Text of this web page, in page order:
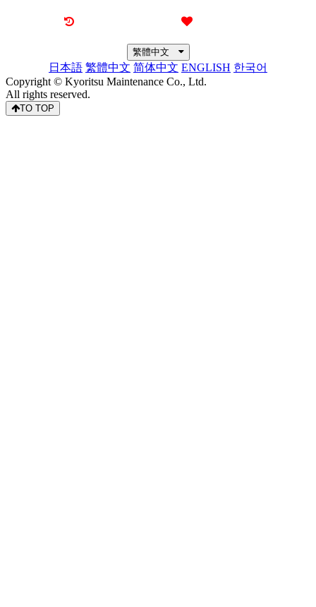
繁體中文
日本語 繁體中文 简体中文 ENGLISH 한국어
Copyright © Kyoritsu Maintenance Co., Ltd.
All rights reserved.
TO TOP